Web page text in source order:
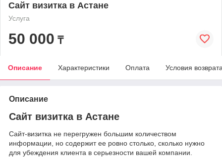
Сайт визитка в Астане
Услуга
50 000 ₸
Описание Характеристики Оплата Условия
Описание
Сайт визитка в Астане
Сайт-визитка не перегружен большим количеством
информации, но содержит ее ровно столько, сколько нужно
для убеждения клиента в серьезности вашей компании.